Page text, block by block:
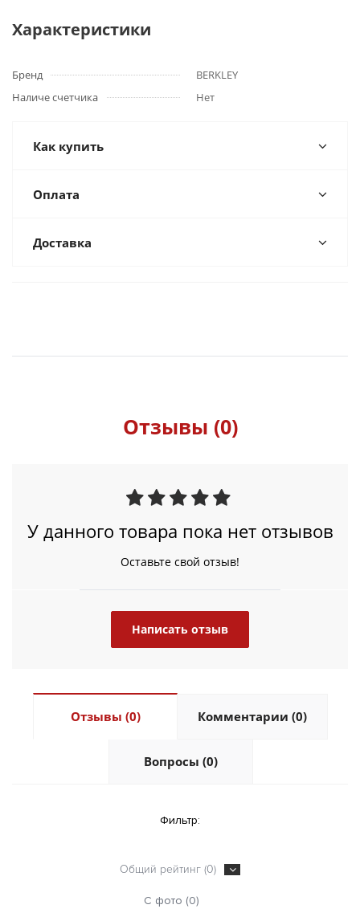
Характеристики
Бренд
BERKLEY
Наличе счетчика
Нет
Как купить
Оплата
Доставка
Отзывы (0)
У данного товара пока нет отзывов
Оставьте свой отзыв!
Написать отзыв
Отзывы (0) Комментарии (0)
Вопросы (0)
Фильтр:
Общий рейтинг (0)
С фото (0)